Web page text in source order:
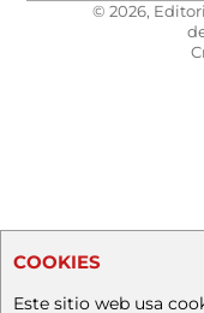
© 2026,
COOKIES
Este sitio web usa